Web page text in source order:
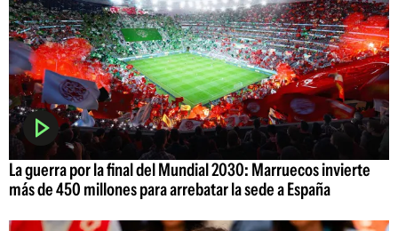
La guerra por la final del Mundial 2030: Marruecos invierte
más de 450 millones para arrebatar la sede a España